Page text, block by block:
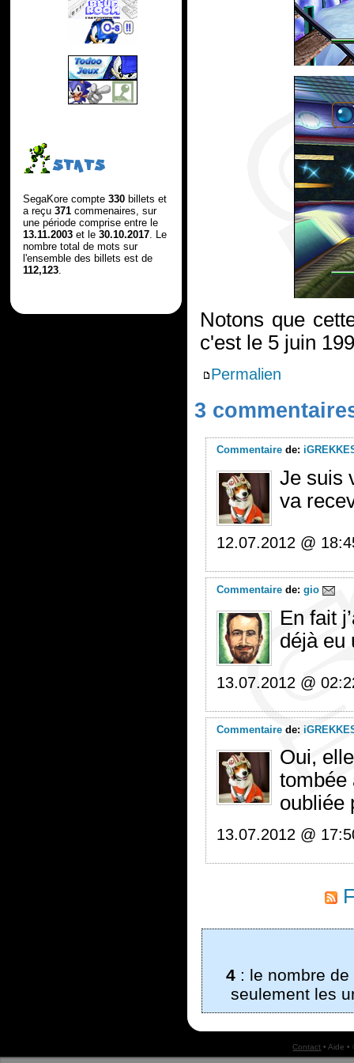
Notons que
c'est le 5 juin
Permalien
3
Commentaire de:
Je suis
va
12.07.2012 @
Commentaire de:gio
En fait
déjà eu
13.07.2012 @
Commentaire de:
Oui,
tombée
oubliée
13.07.2012 @
4 : le nombre
seulement les
STATS
SegaKore compte 330billets et
a reçu 371commenaires, sur
une période comprise entre le
13.11.2003et le 30.10.2017. Le
nombre total de mots sur
l'ensemble des billets est de
112,123.
Contact •Aide •